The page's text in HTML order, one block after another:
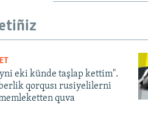
eki künde taşlap kettim".
qorqusı rusiyelilerni
quva